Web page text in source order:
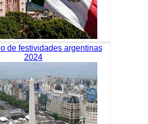
de festividades argentinas
2024